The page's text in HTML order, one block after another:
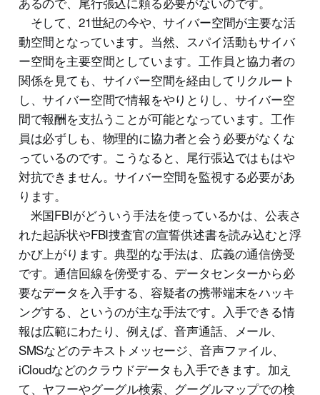
そして、21世紀の今や、サイバー空間が主要な活
動空間となっています。当然、スパイ活動もサイバ
ー空間を主要空間としています。工作員と協力者の
関係を見ても、サイバー空間を経由してリクルート
し、サイバー空間で情報をやりとりし、サイバー空
間で報酬を支払うことが可能となっています。工作
員は必ずしも、物理的に協力者と会う必要がなくな
っているのです。こうなると、尾行張込ではもはや
対抗できません。サイバー空間を監視する必要があ
ります。
米国FBIがどういう手法を使っているかは、公表さ
れた起訴状やFBI捜査官の宣誓供述書を読み込むと浮
かび上がります。典型的な手法は、広義の通信傍受
です。通信回線を傍受する、データセンターから必
要なデータを入手する、容疑者の携帯端末をハッキ
ングする、というのが主な手法です。入手できる情
報は広範にわたり、例えば、音声通話、メール、
SMSなどのテキストメッセージ、音声ファイル、
iCloudなどのクラウドデータも入手できます。加え
て、ヤフーやグーグル検索、グーグルマップでの検